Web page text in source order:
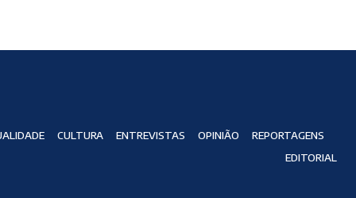
CULTURA ENTREVISTAS OPINIÃO
REPORTAGENS
EDITORIAL